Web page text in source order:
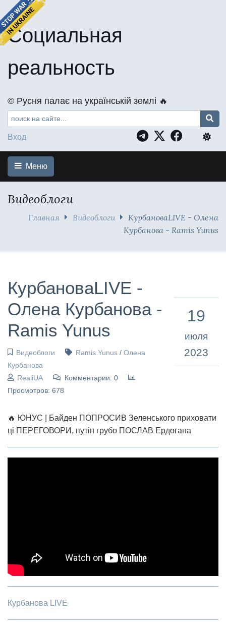
Социальная
реальность
©️ Русня палає на українській землі 🔥
Вход
Меню
Видеоблоги
Главная Видеоблоги
КурбановаLIVE - Олена
Курбанова - Ramis Yunus
КурбановаLIVE -
Олена Курбанова -
Ramis Yunus
Видеоблоги Ramis Yunus/ Олена
Курбанова
RealiUA
Комментарии: 0
Просмотров: 678
19
июля
2023
🔥 ЮНУС | Байден ПОПРОСИВ Зеленського приховати
ці ПЕРЕГОВОРИ, путін грубо ПОСЛАВ Ердогана
Курбанова LIVE